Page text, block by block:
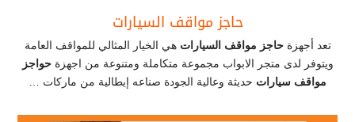
حاجز مواقف السيارات
تعد أجهزةحاجز مواقف السيارات هي الخيار المثالي للمواقف العامة
ويتوفر لدى متجر الابواب مجموعة متكاملة ومتنوعة من اجهزةحواجز
مواقف سيارات حديثة وعالية الجودة صناعه إيطالية من ماركات …